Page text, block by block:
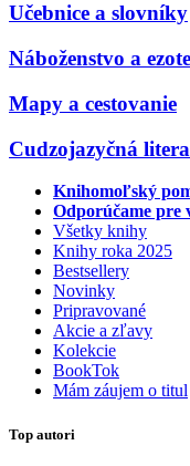
Učebnice a slovníky
Náboženstvo a
Mapy a cestovanie
Cudzojazyčná
Knihomoľský
Odporúčame pre
Všetky knihy
Knihy roka 2025
Bestsellery
Novinky
Pripravované
Akcie a zľavy
Kolekcie
BookTok
Mám záujem o titul
Top autori